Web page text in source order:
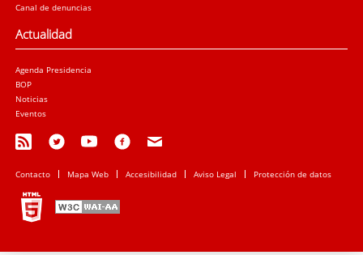
Canal de denuncias
Actualidad
Agenda Presidencia
BOP
Noticias
Eventos
Contacto Mapa Web Accesibilidad Aviso Legal Protección de datos